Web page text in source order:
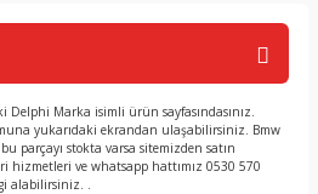
Delphi Marka isimli ürün sayfasındasınız.
yukarıdaki ekrandan ulaşabilirsiniz. Bmw
parçayı stokta varsa sitemizden satın
hizmetleri ve whatsapp hattımız 0530 570
alabilirsiniz. .